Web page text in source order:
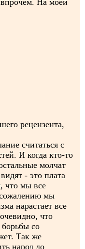
На моей
рецензента,
считаться с
И когда кто-то
молчат
- это плата
что мы все
мы
нарастает все
что
со
Так же
народ до